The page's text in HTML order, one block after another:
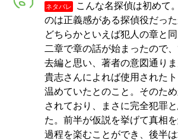
ネタバレ
こんな名探偵は初めて
のは正義感がある探偵役だっ
どちらかといえば犯人の章と
二章で章の話が始まったので
去編と思い、著者の意図通りま
貴志さんによれば使用された
温めていたとのこと。そのた
されており、まさに完全犯罪
た。前半が仮説を挙げて真相
過程を楽むことができ、後半